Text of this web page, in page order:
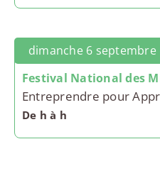
dimanche 6 septembre
Festival National des
Entreprendre pour
De h à h